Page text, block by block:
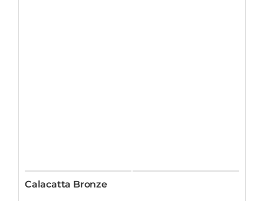
Calacatta Bronze